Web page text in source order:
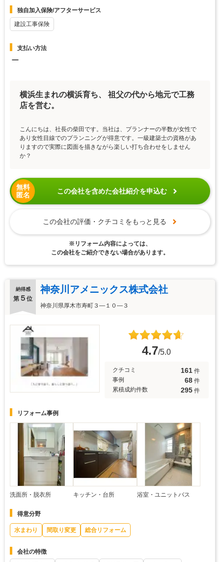
独自加入保険/アフターサービス
建設工事保険
支払い方法
ー
横浜生まれの横浜育ち、 祖父の代から地元で工務
店を営む。
こんにちは、社長の柴田です。当社は、プランナーの半数が女性で
あり女性目線でのプランニングが得意です。一級建築士の資格があ
りますので実際に図面を描きながら楽しい打ち合わせをしません
か？
無料
匿名
この会社を含めた会社紹介を申込む
この会社の評価・クチコミをもっと見る
※リフォーム内容によっては、
この会社をご紹介できない場合があります。
納得感
第 ５ 位
神奈川アメニックス株式会社
神奈川県厚木市寿町３―１０―３
4.7/5.0
クチコミ 161 件
事例
68 件
累積成約件数
295 件
リフォーム事例
洗面所・脱衣所 キッチン・台所 浴室・ユニットバス
得意分野
水まわり 間取り変更 総合リフォーム
会社の特徴